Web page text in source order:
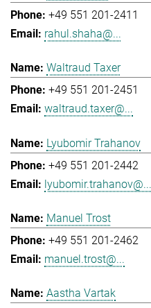
+49 551 201-2411
rahul.shaha@...
Waltraud Taxer
+49 551 201-2451
waltraud.taxer@...
Lyubomir Trahanov
+49 551 201-2442
lyubomir.trahanov@...
Manuel Trost
+49 551 201-2462
manuel.trost@...
Aastha Vartak